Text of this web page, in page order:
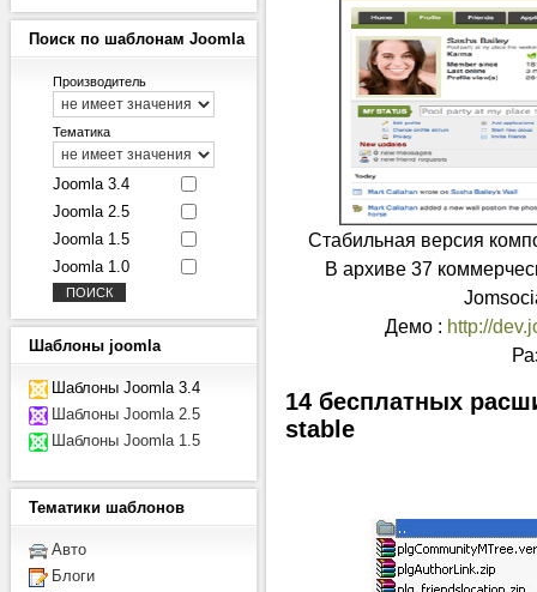
Стабильная версия
В архиве 37
Демо : http://
14 бесплатных
stable
Поиск по шаблонам Joomla
Производитель
Тематика
Joomla 3.4
Joomla 2.5
Joomla 1.5
Joomla 1.0
Шаблоны joomla
Шаблоны Joomla 3.4
Шаблоны Joomla 2.5
Шаблоны Joomla 1.5
Тематики шаблонов
Авто
Блоги